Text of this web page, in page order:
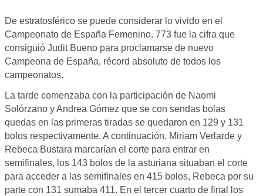
De estratosférico se puede considerar lo vivido en el
Campeonato de España Femenino. 773 fue la cifra que
consiguió Judit Bueno para proclamarse de nuevo
Campeona de España, récord absoluto de todos los
campeonatos.
La tarde comenzaba con la participación de Naomi
Solórzano y Andrea Gómez que se con sendas bolas
quedas en las primeras tiradas se quedaron en 129 y 131
bolos respectivamente. A continuación, Miriam Verlarde y
Rebeca Bustara marcarían el corte para entrar en
semifinales, los 143 bolos de la asturiana situaban el corte
para acceder a las semifinales en 415 bolos, Rebeca por su
parte con 131 sumaba 411. En el tercer cuarto de final los